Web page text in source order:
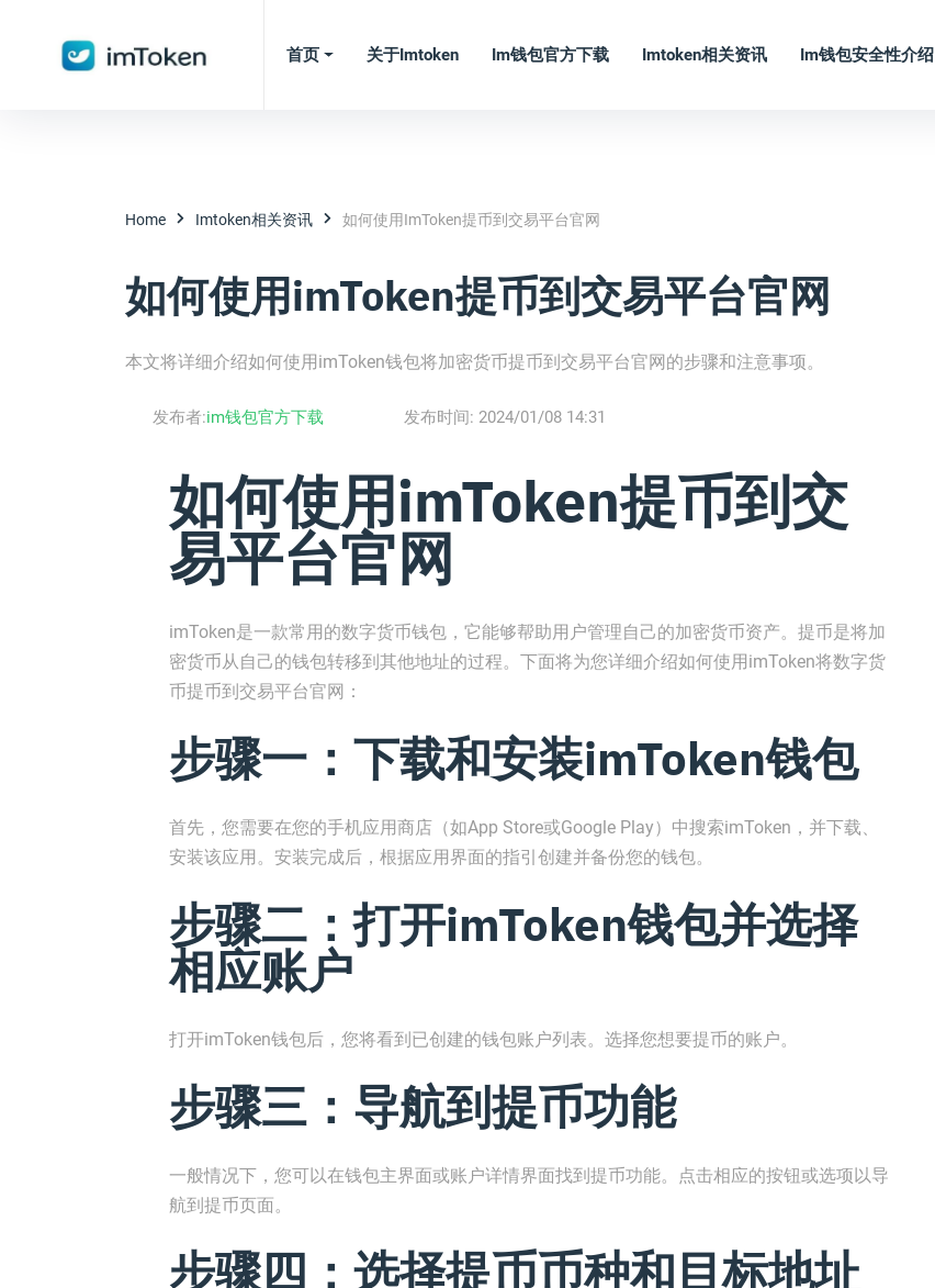
首页 关于imtoken Im钱包官方下载 Imtoken相关资讯 Im钱包安全性介绍
Home Imtoken相关资讯 如何使用imToken提币到交易平台官网
如何使用imToken提币到交易平台官网
本文将详细介绍如何使用imToken钱包将加密货币提币到交易平台官网的步骤和注意事项。
发布者:im钱包官方下载 发布时间: 2024/01/08 14:31
如何使用imToken提币到交
易平台官网
imToken是一款常用的数字货币钱包，它能够帮助用户管理自己的加密货币资产。提币是将加
密货币从自己的钱包转移到其他地址的过程。下面将为您详细介绍如何使用imToken将数字货
币提币到交易平台官网：
步骤一：下载和安装imToken钱包
首先，您需要在您的手机应用商店（如App Store或Google Play）中搜索imToken，并下载、
安装该应用。安装完成后，根据应用界面的指引创建并备份您的钱包。
步骤二：打开imToken钱包并选择
相应账户
打开imToken钱包后，您将看到已创建的钱包账户列表。选择您想要提币的账户。
步骤三：导航到提币功能
一般情况下，您可以在钱包主界面或账户详情界面找到提币功能。点击相应的按钮或选项以导
航到提币页面。
步骤四：选择提币币种和目标地址